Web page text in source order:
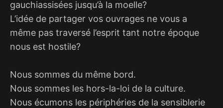
gauchiassisées jusqu’à la moelle?
L’idée de partager vos ouvrages ne vous a
même pas traversé l’esprit tant notre époque
nous est hostile?
Nous sommes du même bord.
Nous sommes les hors-la-loi de la culture.
Nous écumons les périphéries de la sensiblerie